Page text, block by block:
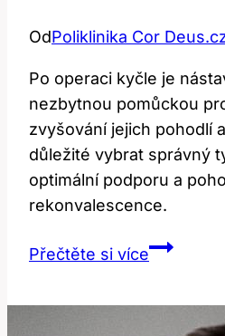
OdPoliklinika Cor
Po operaci kyčle je
nezbytnou pomůckou
zvyšování jejich pohodlí
důležité vybrat správný
optimální podporu a
rekonvalescence.
Přečtěte si víceNástavec